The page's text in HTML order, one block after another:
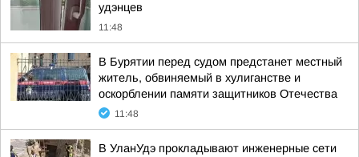
удэнцев
11:48
В Бурятии перед судом предстанет местный
житель, обвиняемый в хулиганстве и
оскорблении памяти защитников Отечества
11:48
В УланУдэ прокладывают инженерные сети